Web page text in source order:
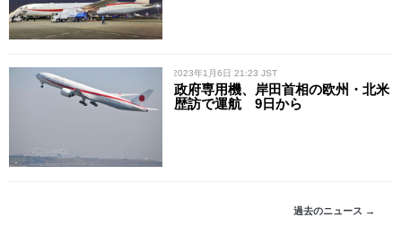
/ 2023年1月6日 21:23 JST
政府専用機、岸田首相の欧州・北米
歴訪で運航 9日から
過去のニュース →